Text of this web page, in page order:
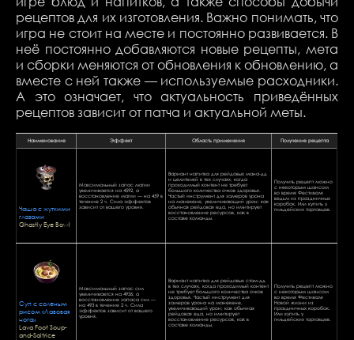
рецептов для их изготовления. Важно понимать, что
игра не стоит на месте и постоянно развивается. В
неё постоянно добавляются новые рецепты, мета
и сборки меняются от обновления к обновлению, а
вместе с ней также — используемые расходники.
А это означает, что актуальность приведённых
рецептов зависит от патча и актуальной меты.
Наименование Эффект Область применения Получение рецепта
Чаша с жуткими
глазами
Ghastly Eye Bowl
Максимальный запас магии
увеличивается на 4592, а
восстановление магии — на 459 в
течение 2 ч. Сила эффектов
зависит от вашего уровня.
Вариант напитка для рейдовых мана-дд
и целителей в тех случаях, когда
проходимый контент не требует
большого количества очков здоровья.
Частый инструмент для замеров урона
на манекене, увеличивающий урон; как
обычная рейдовая еда, но имитирует
восстановление ресурсов, как в
составе команды.
Получить рецепт можно
с некоторым шансом
во время Фестиваля
ведьм из праздничных
коробок. Или купить у
гильдейских торговцев.
Суп с соленым
рисом «Лавовая
нога»
Lava Foot Soup-
and-Saltrice
Максимальный запас сил
увеличивается на 4936, а
восстановление запаса сил —
на 493 в течение 2 ч. Сила
эффектов зависит от вашего
уровня.
Вариант напитка для рейдовых стам-дд
в тех случаях, когда проходимый контент
не требует большого количества очков
здоровья. Частый инструмент для
замеров урона на манекене,
увеличивающий урон; как обычная
рейдовая еда, но имитирует
восстановление ресурсов, как в
составе команды.
Получить рецепт можно
с некоторым шансом
во время Фестиваля
Новой жизни из
праздничных коробок.
Или купить у
гильдейских торговцев.